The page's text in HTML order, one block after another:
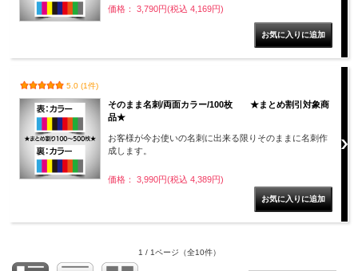
価格： 3,790円(税込 4,169円)
5.0 (1件)
そのまま名刺/両面カラー/100枚 ★まとめ割引対象商
品★
お客様が今お使いの名刺に出来る限りそのままに名刺作
成します。
価格： 3,990円(税込 4,389円)
1 / 1ページ （全10件）